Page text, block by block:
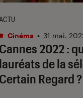
Cannes 2022 :
lauréats de la
Certain Regard ?
ACTU
Cinéma • 31 mai.